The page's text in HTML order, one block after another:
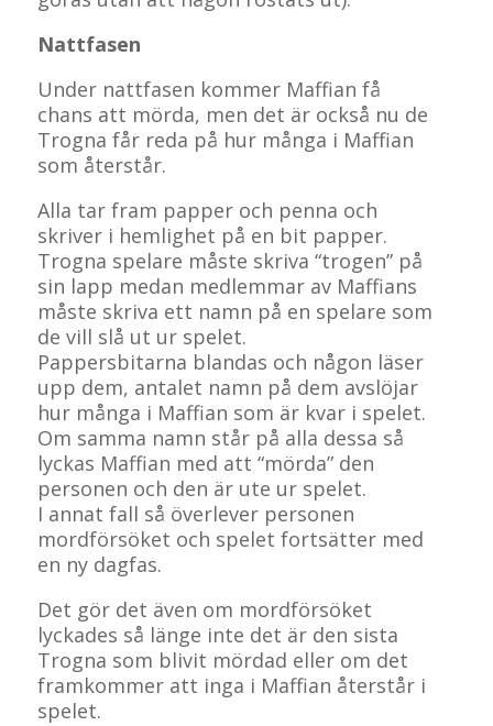
Nattfasen
Under nattfasen kommer Maffian få
chans att mörda, men det är också nu de
Trogna får reda på hur många i Maffian
som återstår.
Alla tar fram papper och penna och
skriver i hemlighet på en bit papper.
Trogna spelare måste skriva “trogen” på
sin lapp medan medlemmar av Maffians
måste skriva ett namn på en spelare som
de vill slå ut ur spelet.
Pappersbitarna blandas och någon läser
upp dem, antalet namn på dem avslöjar
hur många i Maffian som är kvar i spelet.
Om samma namn står på alla dessa så
lyckas Maffian med att “mörda” den
personen och den är ute ur spelet.
I annat fall så överlever personen
mordförsöket och spelet fortsätter med
en ny dagfas.
Det gör det även om mordförsöket
lyckades så länge inte det är den sista
Trogna som blivit mördad eller om det
framkommer att inga i Maffian återstår i
spelet.